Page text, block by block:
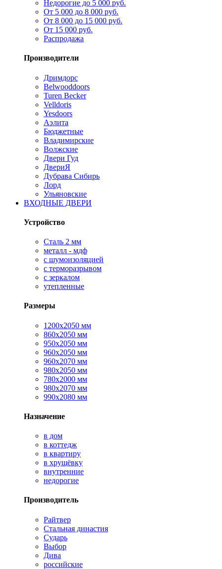
Недорогие до 5 000 руб.
От 5 000 до 8 000 руб.
От 8 000 до 15 000 руб.
От 15 000 руб.
Распродажа
Производители
Дримдорс
Belwooddoors
Turen Becker
Velldoris
Yesdoors
Аэлита
Бюджетные
Владимирские
Волжские
Двери Гуд
ДвериЯ
Дубрава Сибирь
Лорд
Ульяновские
ВХОДНЫЕ ДВЕРИ
Устройство
Сталь 2 мм
металл - мдф
с шумоизоляцией
с терморазрывом
с зеркалом
утепленные
Размеры
1200х2050 мм
860х2050 мм
950х2050 мм
960х2050 мм
960х2070 мм
980х2050 мм
780х2000 мм
980х2070 мм
990х2080 мм
Назначение
в дом
в коттедж
в квартиру
в хрущёвку
внутренние
недорогие
Производитель
Райтвер
Стальная династия
Сударь
Выбор
Дива
российские